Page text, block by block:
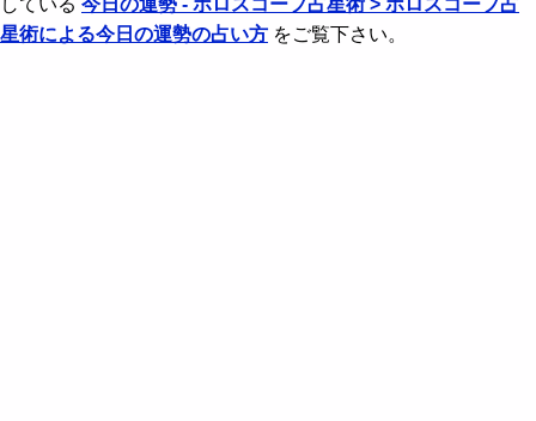
している 今日の運勢 - ホロスコープ占星術 > ホロスコープ占
星術による今日の運勢の占い方 をご覧下さい。